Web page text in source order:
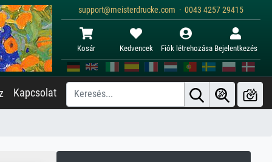
support@meisterdrucke.com · 0043 4257 29415
Kosár Kedvencek Fiók létrehozása Bejelentkezés
Kapcsolat